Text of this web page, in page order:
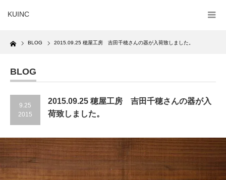
KUINC
Home BLOG 2015.09.25 穂屋工房 吉田千穂さんの器が入荷致しました。
BLOG
9.25
2015
2015.09.25 穂屋工房 吉田千穂さんの器が入
荷致しました。